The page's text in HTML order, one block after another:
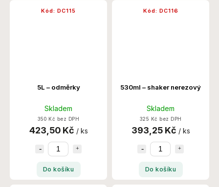
5L – odměrky
Skladem
350 Kč bez DPH
423,50 Kč / ks
Do košíku
Kód: DC115
530ml – shaker nerezový
Skladem
325 Kč bez DPH
393,25 Kč / ks
Do košíku
Kód: DC116